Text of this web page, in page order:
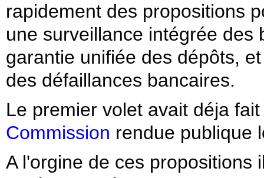
rapidement des propositions
une surveillance intégrée
garantie unifiée des dépôts,
des défaillances bancaires.
Le premier volet avait déja
Commission rendue publique
A l'orgine de ces propositions